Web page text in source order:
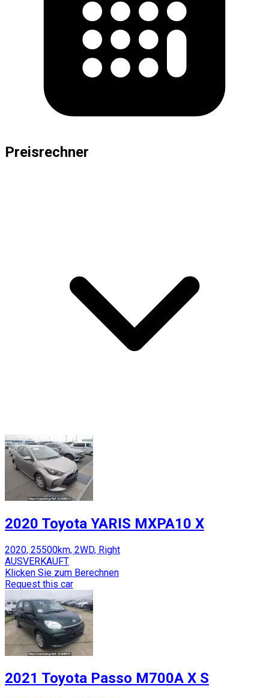
Preisrechner
2020 Toyota YARIS MXPA10 X
2020, 25500km, 2WD, Right
AUSVERKAUFT
Klicken Sie zum Berechnen
Request this car
2021 Toyota Passo M700A X S